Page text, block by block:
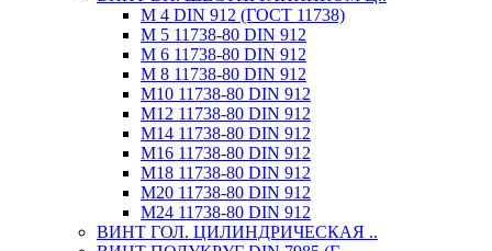
М 4 DIN 912 (ГОСТ 11738)
М 5 11738-80 DIN 912
М 6 11738-80 DIN 912
М 8 11738-80 DIN 912
М10 11738-80 DIN 912
М12 11738-80 DIN 912
М14 11738-80 DIN 912
М16 11738-80 DIN 912
М18 11738-80 DIN 912
М20 11738-80 DIN 912
М24 11738-80 DIN 912
ВИНТ ГОЛ. ЦИЛИНДРИЧЕСКАЯ ..